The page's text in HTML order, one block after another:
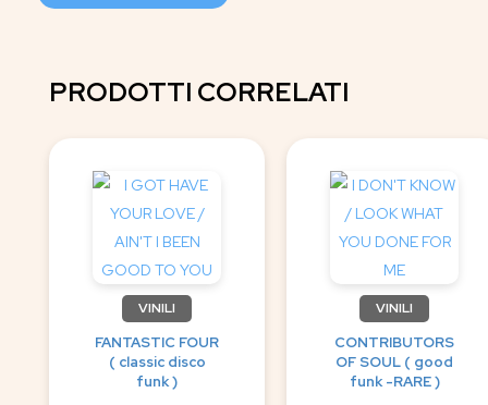
PRODOTTI CORRELATI
VINILI
FANTASTIC FOUR
( classic disco
funk )
VINILI
CONTRIBUTORS
OF SOUL ( good
funk -RARE )